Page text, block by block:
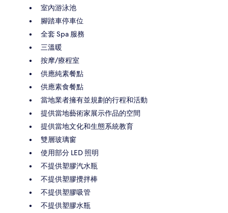
室內游泳池
腳踏車停車位
全套 Spa 服務
三溫暖
按摩/療程室
供應純素餐點
供應素食餐點
當地業者擁有並規劃的行程和活動
提供當地藝術家展示作品的空間
提供當地文化和生態系統教育
雙層玻璃窗
使用部分 LED 照明
不提供塑膠汽水瓶
不提供塑膠攪拌棒
不提供塑膠吸管
不提供塑膠水瓶